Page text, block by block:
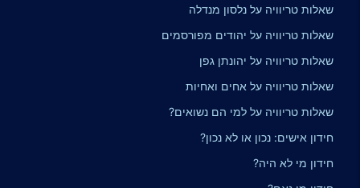
שאלות טריוויה על נלסון מנדלה
שאלות טריוויה על יהודים מפורסמים
שאלות טריוויה על יהונתן גפן
שאלות טריוויה על אחים ואחיות
שאלות טריוויה על למי הם נשואים?
חידון אישים: נכון או לא נכון?
חידון מי לא היה?